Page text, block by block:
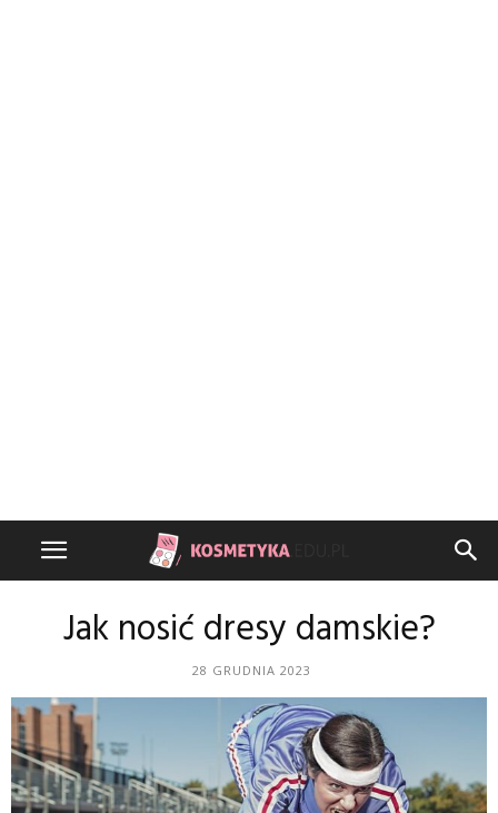
Jak nosić dresy damskie?
28 GRUDNIA 2023